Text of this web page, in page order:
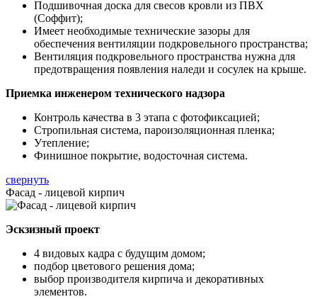
Подшивочная доска для свесов кровли из ПВХ
(Соффит);
Имеет необходимые технические зазоры для
обеспечения вентиляции подкровельного пространства;
Вентиляция подкровельного пространства нужна для
предотвращения появления наледи и сосулек на крыше.
Приемка инженером технического надзора
Контроль качества в 3 этапа с фотофиксацией;
Стропильная система, пароизоляционная пленка;
Утепление;
Финишное покрытие, водосточная система.
свернуть
Фасад - лицевой кирпич
Эскзизный проект
4 видовых кадра с будущим домом;
подбор цветового решения дома;
выбор производителя кирпича и декоративных
элементов.